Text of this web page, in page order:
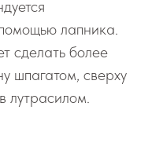
лапника.
сделать более
шпагатом, сверху
лутрасилом.